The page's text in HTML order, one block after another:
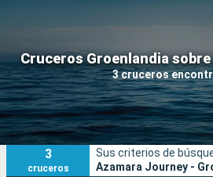
Cruceros Groenlandia
3 cruceros
Nuestros destinos
Fecha de salida
Puertos
3
cruceros
Sus criterios de
Azamara Journey -